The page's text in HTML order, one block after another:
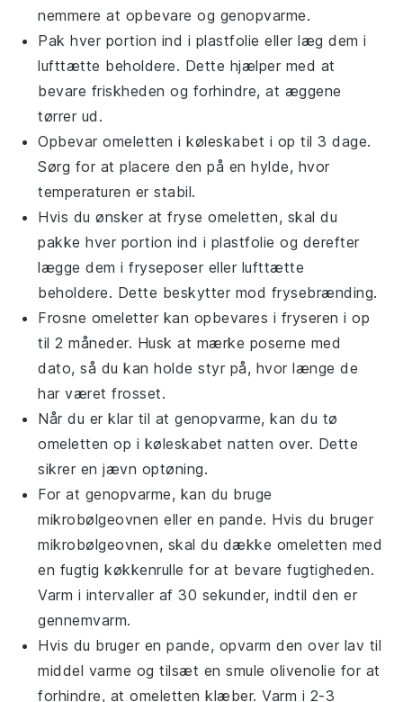
nemmere at opbevare og genopvarme.
Pak hver portion ind i plastfolie eller læg dem i
lufttætte beholdere. Dette hjælper med at
bevare friskheden og forhindre, at æggene
tørrer ud.
Opbevar omeletten i køleskabet i op til 3 dage.
Sørg for at placere den på en hylde, hvor
temperaturen er stabil.
Hvis du ønsker at fryse omeletten, skal du
pakke hver portion ind i plastfolie og derefter
lægge dem i fryseposer eller lufttætte
beholdere. Dette beskytter mod frysebrænding.
Frosne omeletter kan opbevares i fryseren i op
til 2 måneder. Husk at mærke poserne med
dato, så du kan holde styr på, hvor længe de
har været frosset.
Når du er klar til at genopvarme, kan du tø
omeletten op i køleskabet natten over. Dette
sikrer en jævn optøning.
For at genopvarme, kan du bruge
mikrobølgeovnen eller en pande. Hvis du bruger
mikrobølgeovnen, skal du dække omeletten med
en fugtig køkkenrulle for at bevare fugtigheden.
Varm i intervaller af 30 sekunder, indtil den er
gennemvarm.
Hvis du bruger en pande, opvarm den over lav til
middel varme og tilsæt en smuleolivenolie for at
forhindre, at omeletten klæber. Varm i 2-3